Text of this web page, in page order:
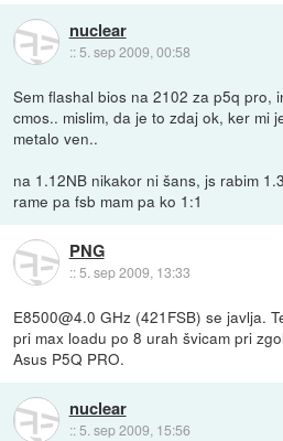
nuclear
:: 5. sep 2009, 00:58
Sem flashal bios na 2102 za p5q pro,
cmos.. mislim, da je to zdaj ok, ker mi
metalo ven..
na 1.12NB nikakor ni šans, js rabim
rame pa fsb mam pa ko 1:1
PNG
::5. sep 2009, 13:33
E8500@4.0 GHz (421FSB) se javlja.
pri max loadu po 8 urah švicam pri
Asus P5Q PRO.
nuclear
:: 5. sep 2009, 15:56